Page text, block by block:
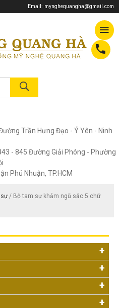
Email: mynghequangha@gmail.com
Trần Hưng Đạo - Ý Yên - Ninh
- 845 Đường Giải Phóng - Phường
Phú Nhuận, TP.HCM
/ Bộ tam sự khảm ngũ sắc 5 chữ